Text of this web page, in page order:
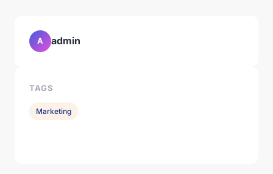
A admin
TAGS
Marketing